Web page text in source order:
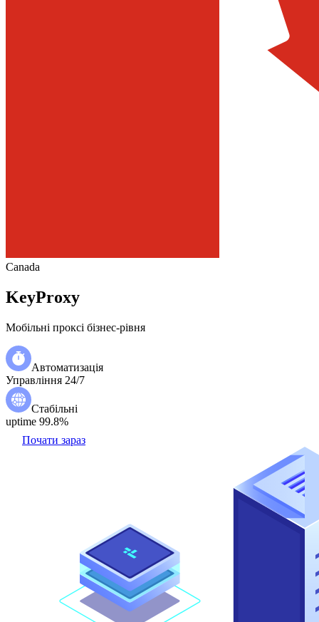
Canada
KeyProxy
Мобільні проксі бізнес-рівня
Автоматизація
Управління 24/7
Стабільні
uptime 99.8%
Почати зараз